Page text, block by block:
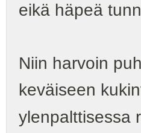
eikä häpeä
Niin harvoin
keväiseen
ylenpalttisessa